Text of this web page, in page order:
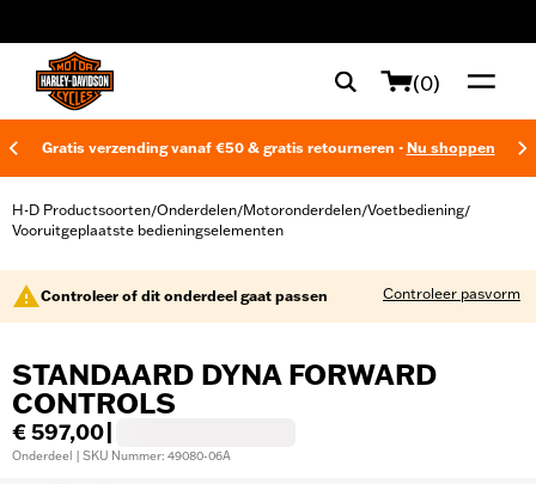
(0)
Gratis verzending vanaf €50 & gratis retourneren - Nu shoppen
H-D Productsoorten/Onderdelen/Motoronderdelen/Voetbediening/
Vooruitgeplaatste bedieningselementen
Controleer of dit onderdeel gaat passen Controleer pasvorm
STANDAARD DYNA FORWARD
CONTROLS
€ 597,00
Onderdeel | SKU Nummer: 49080-06A